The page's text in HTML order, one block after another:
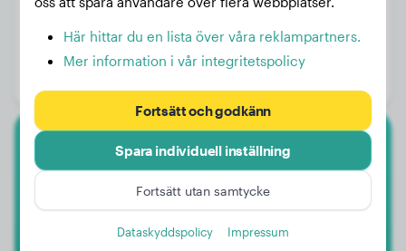
Ålder:
1 år, 4 månader
Storpudel
Mia
Här hittar du en lista över våra reklampartners.
Mer information i vår integritetspolicy
Fortsätt och godkänn
Spara individuell inställning
Fortsätt utan samtycke
Dataskyddspolicy Impressum